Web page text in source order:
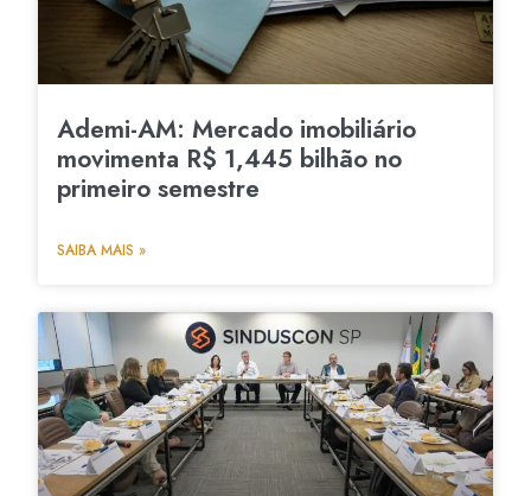
Ademi-AM: Mercado imobiliário
movimenta R$ 1,445 bilhão no
primeiro semestre
SAIBA MAIS »